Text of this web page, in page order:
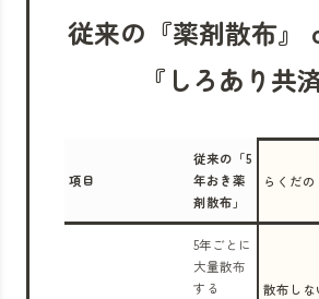
従来の『薬剤散布』
『しろあり共
項目
従来の「5
年おき薬
剤散布」
らくだの
5年ごとに
大量散布
する
散布しな